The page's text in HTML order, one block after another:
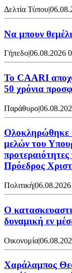
Δελτία Τύπου|
Να μπουν
Γήπεδο|06.08.2026
Το CAARI
50 χρόνια
Παράθυρο|
Ολοκληρώθηκε
μελών του
Πρόεδρος
Πολιτική|
Ο
δυναμική εν
Οικονομία|
Χαράλαμπος